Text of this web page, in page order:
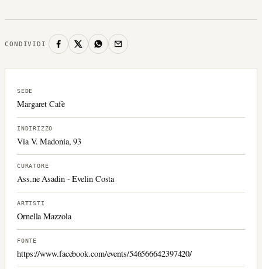
CONDIVIDI
SEDE
Margaret Cafè
INDIRIZZO
Via V. Madonia, 93
CURATORE
Ass.ne Asadin - Evelin Costa
ARTISTI
Ornella Mazzola
FONTE
https://www.facebook.com/events/546566642397420/